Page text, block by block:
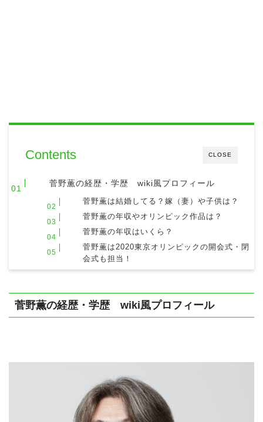
CLOSE
Contents
菅野薫の経歴・学歴 wiki風プロフィール
菅野薫は結婚してる？嫁（妻）や子供は？
菅野薫の年収やオリンピック作品は？
菅野薫の年収はいくら？
菅野薫は2020東京オリンピックの開会式・閉
会式も担当！
菅野薫の経歴・学歴 wiki風プロフィール